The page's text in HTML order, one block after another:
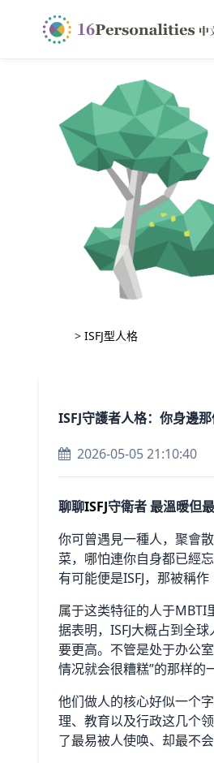
> ISFJ型人格
ISFJ守護者人格：你身邊
2026-05-05 21:10:40
聊聊ISFJ守衛者 最溫暖但
你可曾遇見一種人，聚會
菜，哪怕連你自身都已經
有可能便是ISFJ，那被稱作
属于这类特征的人于MBTI
据表明，ISFJ大概占到全
要更高。不管是处于办公
情况就会很糟糕”的那样的
他们做人的核心好似一个
理、教育以及行政这几个
了最易被人使唤、却最不